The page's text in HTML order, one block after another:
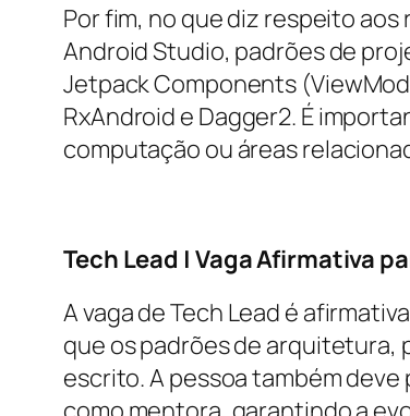
Por fim, no que diz respeito aos
Android Studio, padrões de
Jetpack Components
RxAndroid e Dagger2. É
computação ou áreas
Tech Lead | Vaga Afirmativa
A vaga de Tech Lead é
que os padrões de arquitetura,
escrito. A pessoa também